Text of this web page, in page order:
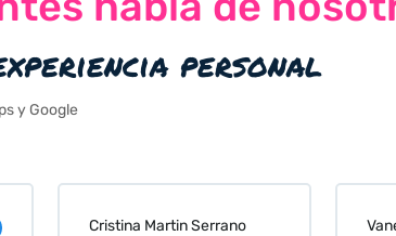
personal
y Google
Vanessa Solano